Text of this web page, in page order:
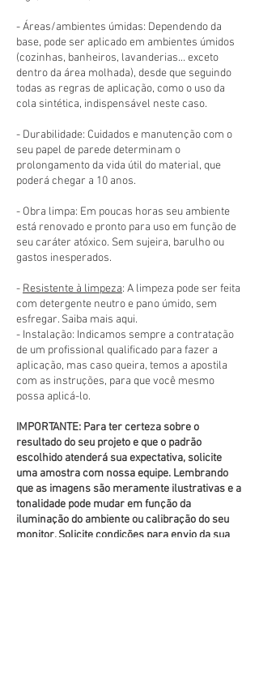
- Áreas/ambientes úmidas: Dependendo da
base, pode ser aplicado em ambientes úmidos
(cozinhas, banheiros, lavanderias... exceto
dentro da área molhada), desde que seguindo
todas as regras de aplicação, como o uso da
cola sintética, indispensável neste caso.
- Durabilidade: Cuidados e manutenção com o
seu papel de parede determinam o
prolongamento da vida útil do material, que
poderá chegar a 10 anos.
- Obra limpa: Em poucas horas seu ambiente
está renovado e pronto para uso em função de
seu caráter atóxico. Sem sujeira, barulho ou
gastos inesperados.
- Resistente à limpeza: A limpeza pode ser feita
com detergente neutro e pano úmido, sem
esfregar. Saiba mais aqui.
- Instalação: Indicamos sempre a contratação
de um profissional qualificado para fazer a
aplicação, mas caso queira, temos a apostila
com as instruções, para que você mesmo
possa aplicá-lo.
IMPORTANTE: Para ter certeza sobre o
resultado do seu projeto e que o padrão
escolhido atenderá sua expectativa, solicite
uma amostra com nossa equipe. Lembrando
que as imagens são meramente ilustrativas e a
tonalidade pode mudar em função da
iluminação do ambiente ou calibração do seu
monitor. Solicite condições para envio da sua